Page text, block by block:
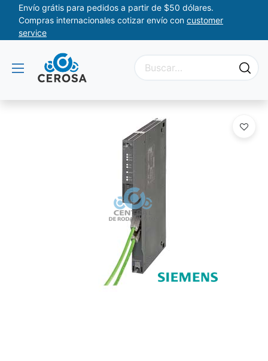
Envío grátis para pedidos a partir de $50 dólares.
Compras internacionales cotizar envío con customer
service